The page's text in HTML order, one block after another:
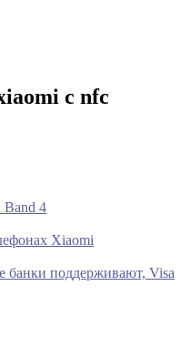
с nfc
Band 4
Xiaomi
банки поддерживают, Visa